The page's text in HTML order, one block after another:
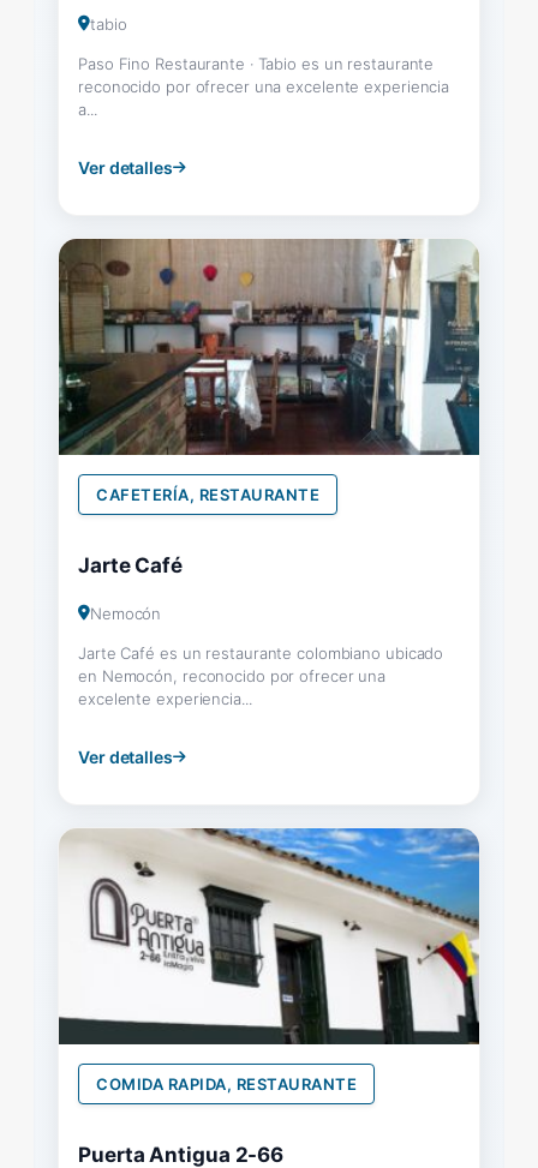
tabio
Paso Fino Restaurante · Tabio es un restaurante
reconocido por ofrecer una excelente experiencia
a...
Ver detalles
CAFETERÍA, RESTAURANTE
Jarte Café
Nemocón
Jarte Café es un restaurante colombiano ubicado
en Nemocón, reconocido por ofrecer una
excelente experiencia...
Ver detalles
COMIDA RAPIDA, RESTAURANTE
Puerta Antigua 2-66